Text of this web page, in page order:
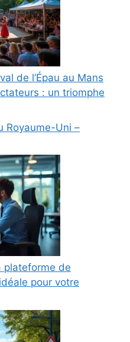
de l’Épau au Mans
: un triomphe
Royaume-Uni –
plateforme de
pour votre